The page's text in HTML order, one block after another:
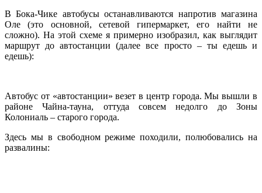
В Бока-Чике автобусы останавливаются напротив магазина
Оле (это основной, сетевой гипермаркет, его найти не
сложно). На этой схеме я примерно изобразил, как выглядит
маршрут до автостанции (далее все просто – ты едешь и
едешь):
Автобус от «автостанции» везет в центр города. Мы вышли в
районе Чайна-тауна, оттуда совсем недолго до Зоны
Колониаль – старого города.
Здесь мы в свободном режиме походили, полюбовались на
развалины: